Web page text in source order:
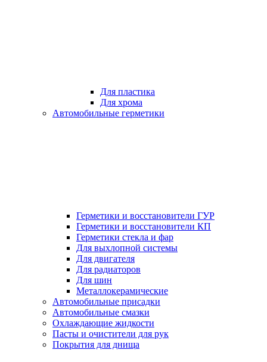
Для пластика
Для хрома
Автомобильные герметики
Герметики и восстановители ГУР
Герметики и восстановители КП
Герметики стекла и фар
Для выхлопной системы
Для двигателя
Для радиаторов
Для шин
Металлокерамические
Автомобильные присадки
Автомобильные смазки
Охлаждающие жидкости
Пасты и очистители для рук
Покрытия для днища